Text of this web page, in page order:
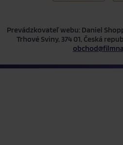
Prevádzkovateľ webu: Daniel
Trhové Sviny, 374 01, Česká